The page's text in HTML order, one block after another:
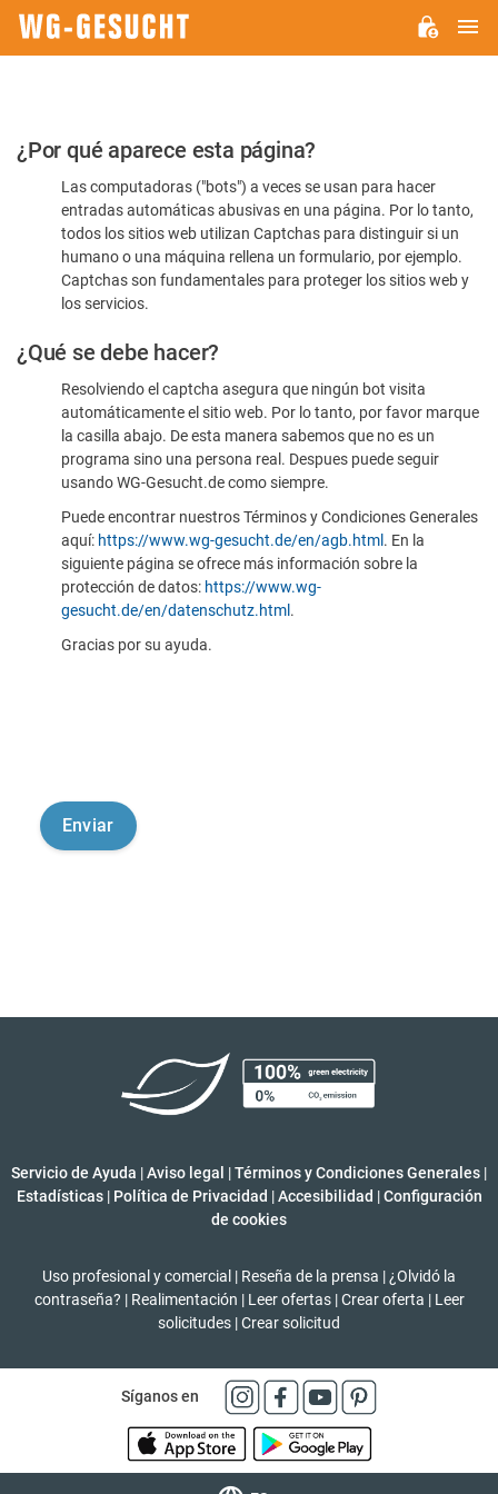
Por
favor,
confirme
humano
¿Por qué aparece esta página?
Las computadoras ("bots") a veces se usan para hacer
entradas automáticas abusivas en una página. Por lo tanto,
todos los sitios web utilizan Captchas para distinguir si un
humano o una máquina rellena un formulario, por ejemplo.
Captchas son fundamentales para proteger los sitios web y
los servicios.
¿Qué se debe hacer?
Resolviendo el captcha asegura que ningún bot visita
automáticamente el sitio web. Por lo tanto, por favor marque
la casilla abajo. De esta manera sabemos que no es un
programa sino una persona real. Despues puede seguir
usando WG-Gesucht.de como siempre.
Puede encontrar nuestros Términos y Condiciones Generales
aquí: https://www.wg-gesucht.de/en/agb.html . En la
siguiente página se ofrece más información sobre la
protección de datos: https://www.wg-
gesucht.de/en/datenschutz.html .
Gracias por su ayuda.
Servicio de Ayuda |Aviso legal |Términos y Condiciones Generales |
Estadísticas | Política de Privacidad | Accesibilidad | Configuración
de cookies
Uso profesional y comercial | Reseña de la prensa | ¿Olvidó la
contraseña? | Realimentación | Leer ofertas | Crear oferta | Leer
solicitudes |Crear solicitud
Síganos en